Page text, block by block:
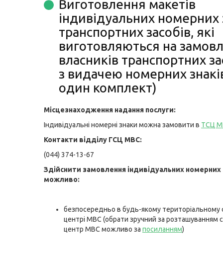
Виготовлення макетів
індивідуальних номерних
транспортних засобів, які
виготовляються на
власників транспортних
з видачею номерних
один комплект)
Місцезнаходження надання послуги:
Індивідуальні номерні знаки можна замовити в ТСЦ
Контакти відділу ГСЦ МВС:
(044) 374-13-67
Здійснити замовлення індивідуальних номерних
можливо:
безпосередньо в будь-якому територіальному
центрі МВС (обрати зручний за розташуванням
центр МВС можливо за посиланням)